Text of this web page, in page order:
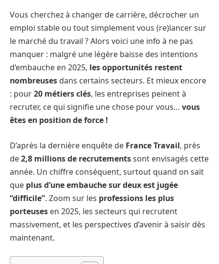
Vous cherchez à changer de carrière, décrocher un
emploi stable ou tout simplement vous (re)lancer sur
le marché du travail ? Alors voici une info à ne pas
manquer : malgré une légère baisse des intentions
d’embauche en 2025, les opportunités restent
nombreuses dans certains secteurs. Et mieux encore
: pour20 métiers clés, les entreprises peinent à
recruter, ce qui signifie une chose pour vous… vous
êtes en position de force !
D’après la dernière enquête de France Travail, près
de2,8 millions de recrutementssont envisagés cette
année. Un chiffre conséquent, surtout quand on sait
que plus d’une embauche sur deux est jugée
“difficile”. Zoom sur les professions les plus
porteuses en 2025, les secteurs qui recrutent
massivement, et les perspectives d’avenir à saisir dès
maintenant.